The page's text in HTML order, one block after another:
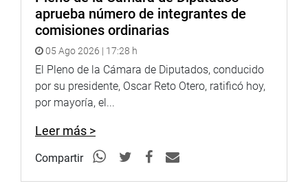
aprueba número de integrantes de
comisiones ordinarias
05 Ago 2026 | 17:28 h
El Pleno de la Cámara de Diputados, conducido
por su presidente, Oscar Reto Otero, ratificó hoy,
por mayoría, el...
Leer más >
Compartir